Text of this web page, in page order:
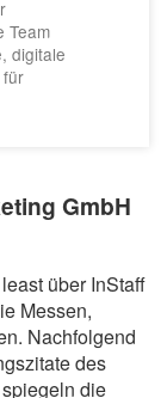
Team
digitale
GmbH
über InStaff
Messen,
Nachfolgend
des
die